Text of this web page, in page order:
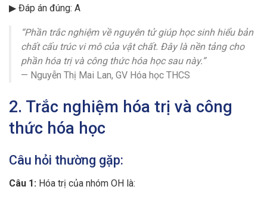
▶ Đáp án đúng: A
“Phần trắc nghiệm về nguyên tử giúp học sinh hiểu bản
chất cấu trúc vi mô của vật chất. Đây là nền tảng cho
phần hóa trị và công thức hóa học sau này.”
— Nguyễn Thị Mai Lan, GV Hóa học THCS
2. Trắc nghiệm hóa trị và công
thức hóa học
Câu hỏi thường gặp:
Câu 1: Hóa trị của nhóm OH là: